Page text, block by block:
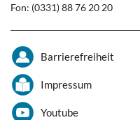
Fon: (0331) 88 76 20 20
Barrierefreiheit
Impressum
Youtube